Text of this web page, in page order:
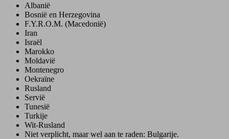
Albanië
Bosnië en Herzegovina
F.Y.R.O.M. (Macedonië)
Iran
Israël
Marokko
Moldavië
Montenegro
Oekraïne
Rusland
Servië
Tunesië
Turkije
Wit-Rusland
Niet verplicht, maar wel aan te raden: Bulgarije.